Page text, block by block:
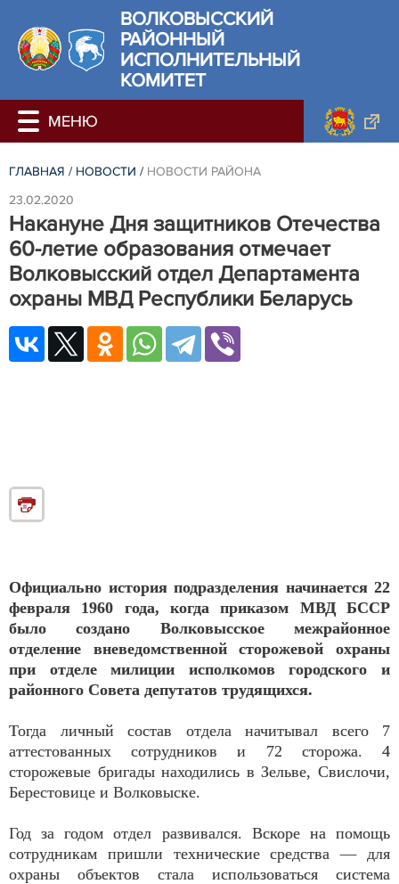
ВОЛКОВЫССКИЙ
РАЙОННЫЙ
ИСПОЛНИТЕЛЬНЫЙ
КОМИТЕТ
ГЛАВНАЯ / НОВОСТИ / НОВОСТИ РАЙОНА
23.02.2020
Накануне Дня защитников Отечества
60-летие образования отмечает
Волковысский отдел Департамента
охраны МВД Республики Беларусь
Официально история подразделения начинается 22
февраля 1960 года, когда приказом МВД БССР
было создано Волковысское межрайонное
отделение вневедомственной сторожевой охраны
при отделе милиции исполкомов городского и
районного Совета депутатов трудящихся.
Тогда личный состав отдела начитывал всего 7
аттестованных сотрудников и 72 сторожа. 4
сторожевые бригады находились в Зельве, Свислочи,
Берестовице и Волковыске.
Год за годом отдел развивался. Вскоре на помощь
сотрудникам пришли технические средства — для
охраны объектов стала использоваться система